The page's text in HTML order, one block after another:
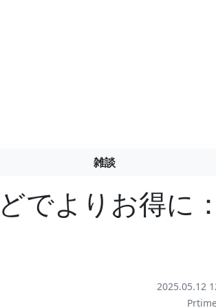
雑談
でよりお得に：
2025.05.12